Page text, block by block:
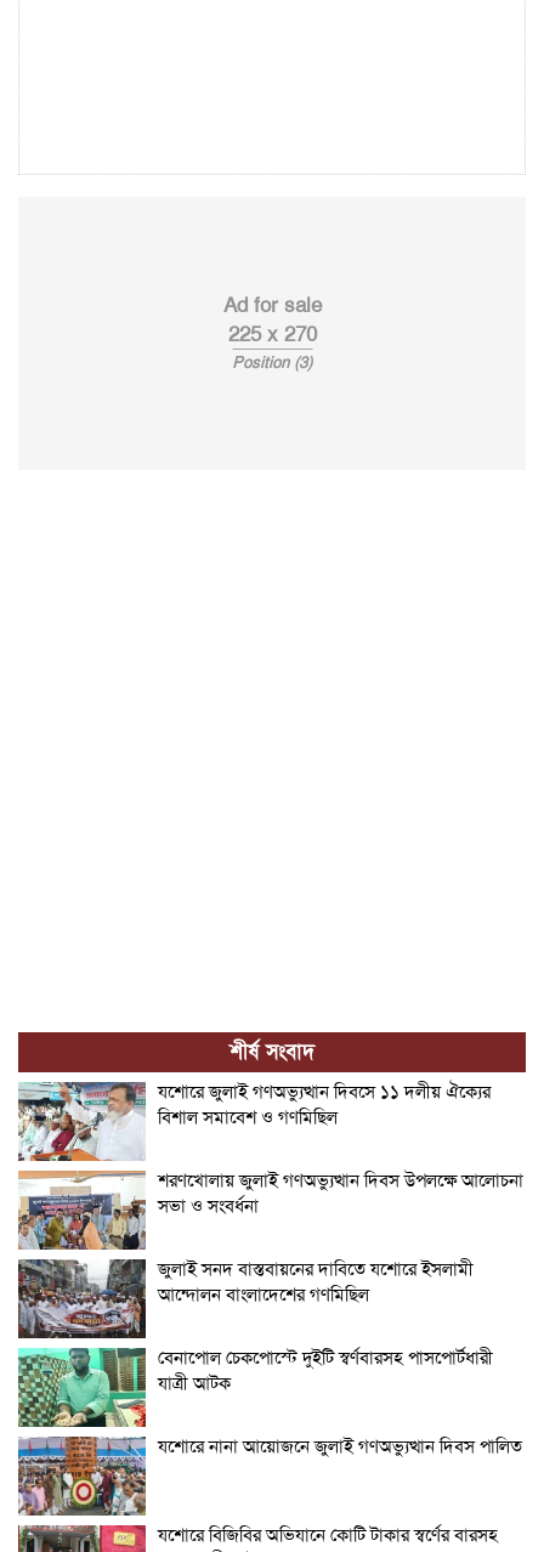
Ad for sale
225 x 270
Position (3)
শীর্ষ সংবাদ
যশোরে জুলাই গণঅভ্যুত্থান দিবসে ১১ দলীয় ঐক্যের
বিশাল সমাবেশ ও গণমিছিল
শরণখোলায় জুলাই গণঅভ্যুত্থান দিবস উপলক্ষে আলোচনা
সভা ও সংবর্ধনা
জুলাই সনদ বাস্তবায়নের দাবিতে যশোরে ইসলামী
আন্দোলন বাংলাদেশের গণমিছিল
বেনাপোল চেকপোস্টে দুইটি স্বর্ণবারসহ পাসপোর্টধারী
যাত্রী আটক
যশোরে নানা আয়োজনে জুলাই গণঅভ্যুত্থান দিবস পালিত
যশোরে বিজিবির অভিযানে কোটি টাকার স্বর্ণের বারসহ